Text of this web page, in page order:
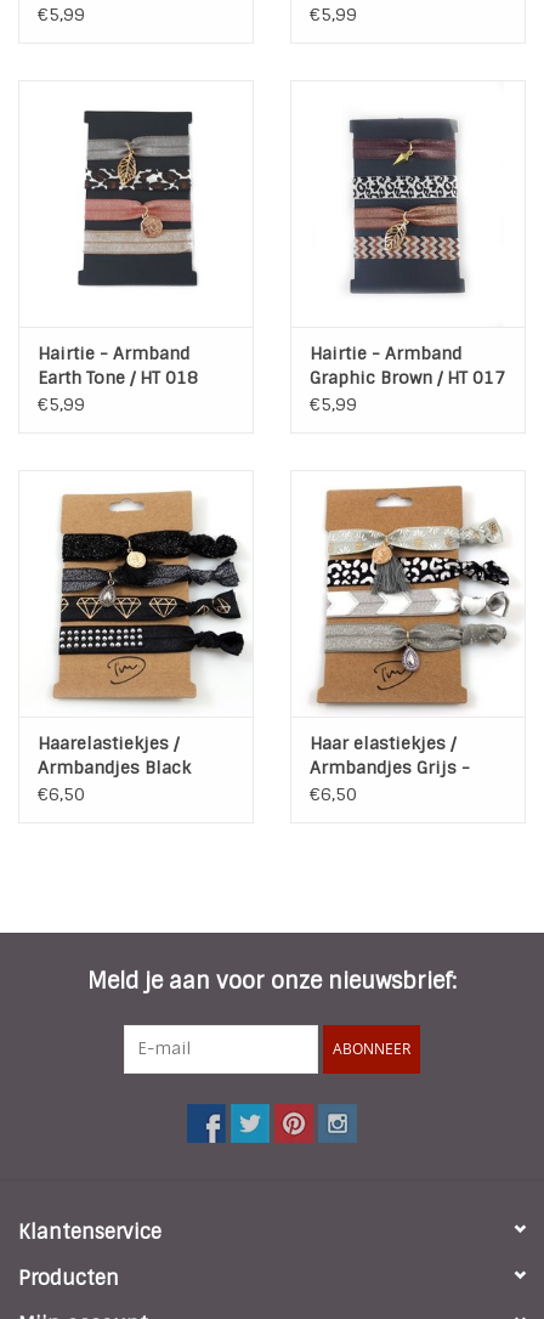
€5,99
€5,99
Hairtie - Armband
Earth Tone / HT 018
€5,99
Hairtie - Armband
Graphic Brown / HT 017
€5,99
Haarelastiekjes /
Armbandjes Black
€6,50
Haar elastiekjes /
Armbandjes Grijs -
Zwart
€6,50
Meld je aan voor onze nieuwsbrief:
ABONNEER
Klantenservice
Producten